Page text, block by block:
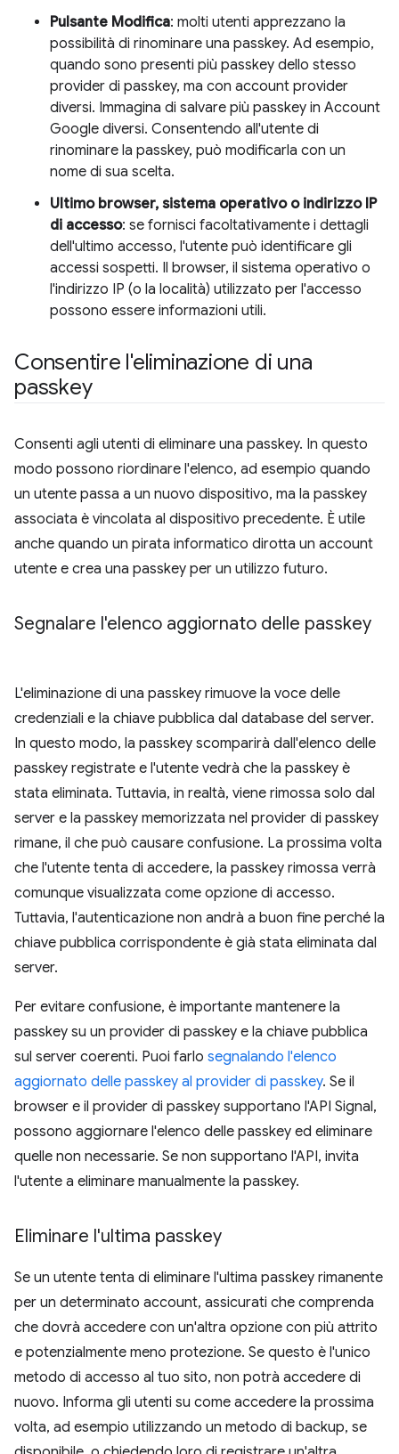
Pulsante Modifica: molti utenti apprezzano la
possibilità di rinominare una passkey. Ad esempio,
quando sono presenti più passkey dello stesso
provider di passkey, ma con account provider
diversi. Immagina di salvare più passkey in Account
Google diversi. Consentendo all'utente di
rinominare la passkey, può modificarla con un
nome di sua scelta.
Ultimo browser, sistema operativo o indirizzo IP
di accesso: se fornisci facoltativamente i dettagli
dell'ultimo accesso, l'utente può identificare gli
accessi sospetti. Il browser, il sistema operativo o
l'indirizzo IP (o la località) utilizzato per l'accesso
possono essere informazioni utili.
Consentire l'eliminazione di una
passkey
Consenti agli utenti di eliminare una passkey. In questo
modo possono riordinare l'elenco, ad esempio quando
un utente passa a un nuovo dispositivo, ma la passkey
associata è vincolata al dispositivo precedente. È utile
anche quando un pirata informatico dirotta un account
utente e crea una passkey per un utilizzo futuro.
Segnalare l'elenco aggiornato delle passkey
L'eliminazione di una passkey rimuove la voce delle
credenziali e la chiave pubblica dal database del server.
In questo modo, la passkey scomparirà dall'elenco delle
passkey registrate e l'utente vedrà che la passkey è
stata eliminata. Tuttavia, in realtà, viene rimossa solo dal
server e la passkey memorizzata nel provider di passkey
rimane, il che può causare confusione. La prossima volta
che l'utente tenta di accedere, la passkey rimossa verrà
comunque visualizzata come opzione di accesso.
Tuttavia, l'autenticazione non andrà a buon fine perché la
chiave pubblica corrispondente è già stata eliminata dal
server.
Per evitare confusione, è importante mantenere la
passkey su un provider di passkey e la chiave pubblica
sul server coerenti. Puoi farlo segnalando l'elenco
aggiornato delle passkey al provider di passkey. Se il
browser e il provider di passkey supportano l'API Signal,
possono aggiornare l'elenco delle passkey ed eliminare
quelle non necessarie. Se non supportano l'API, invita
l'utente a eliminare manualmente la passkey.
Eliminare l'ultima passkey
Se un utente tenta di eliminare l'ultima passkey rimanente
per un determinato account, assicurati che comprenda
che dovrà accedere con un'altra opzione con più attrito
e potenzialmente meno protezione. Se questo è l'unico
metodo di accesso al tuo sito, non potrà accedere di
nuovo. Informa gli utenti su come accedere la prossima
volta, ad esempio utilizzando un metodo di backup, se